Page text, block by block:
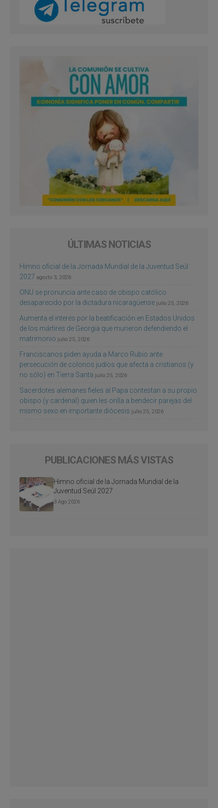
ÚLTIMAS NOTICIAS
Himno oficial de la Jornada Mundial de la Juventud Seúl
2027 agosto 3, 2026
ONU se pronuncia ante caso de obispo católico
desaparecido por la dictadura nicaragüense julio 25, 2026
Aumenta el interés por la beatificación en Estados Unidos
de los mártires de Georgia que murieron defendiendo el
matrimonio julio 25, 2026
Franciscanos piden ayuda a Marco Rubio ante
persecución de colonos judíos que afecta a cristianos (y
no sólo) en Tierra Santa julio 25, 2026
Sacerdotes alemanes fieles al Papa contestan a su propio
obispo (y cardenal) quien les orilla a bendecir parejas del
mismo sexo en importante diócesis julio 25, 2026
PUBLICACIONES MÁS VISTAS
Himno oficial de la Jornada Mundial de la
Juventud Seúl 2027
3 Ago 2026